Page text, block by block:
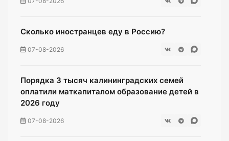
Сколько иностранцев еду в Россию?
07-08-2026
Порядка 3 тысяч калининградских семей
оплатили маткапиталом образование детей в
2026 году
07-08-2026